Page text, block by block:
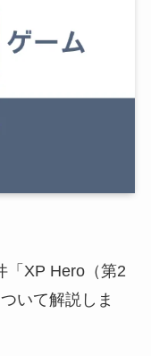
「XP Hero（第2
いて解説しま